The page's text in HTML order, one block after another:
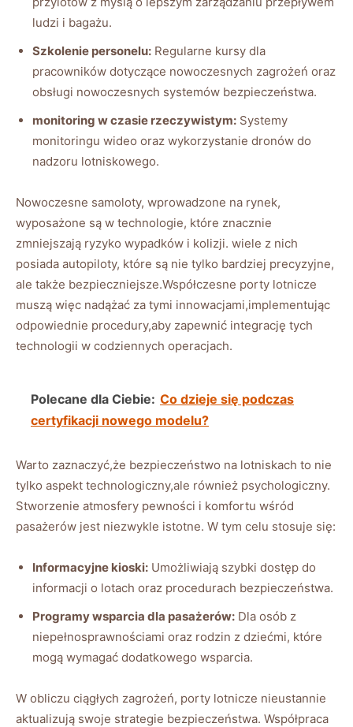
ludzi i bagażu.
Szkolenie personelu: Regularne kursy dla
pracowników dotyczące nowoczesnych zagrożeń oraz
obsługi nowoczesnych systemów bezpieczeństwa.
monitoring w czasie rzeczywistym: Systemy
monitoringu wideo oraz wykorzystanie dronów do
nadzoru lotniskowego.
Nowoczesne samoloty, wprowadzone na rynek,
wyposażone są w technologie, które znacznie
zmniejszają ryzyko wypadków i kolizji. wiele z nich
posiada autopiloty, które są nie tylko bardziej precyzyjne,
ale także bezpieczniejsze.Współczesne porty lotnicze
muszą więc nadążać za tymi innowacjami,implementując
odpowiednie procedury,aby zapewnić integrację tych
technologii w codziennych operacjach.
Polecane dla Ciebie: Co dzieje się podczas
certyfikacji nowego modelu?
Warto zaznaczyć,że bezpieczeństwo na lotniskach to nie
tylko aspekt technologiczny,ale również psychologiczny.
Stworzenie atmosfery pewności i komfortu wśród
pasażerów jest niezwykle istotne. W tym celu stosuje się:
Informacyjne kioski: Umożliwiają szybki dostęp do
informacji o lotach oraz procedurach bezpieczeństwa.
Programy wsparcia dla pasażerów: Dla osób z
niepełnosprawnościami oraz rodzin z dziećmi, które
mogą wymagać dodatkowego wsparcia.
W obliczu ciągłych zagrożeń, porty lotnicze nieustannie
aktualizują swoje strategie bezpieczeństwa. Współpraca